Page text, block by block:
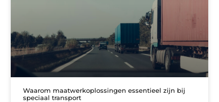
Waarom maatwerkoplossingen essentieel zijn bij
speciaal transport